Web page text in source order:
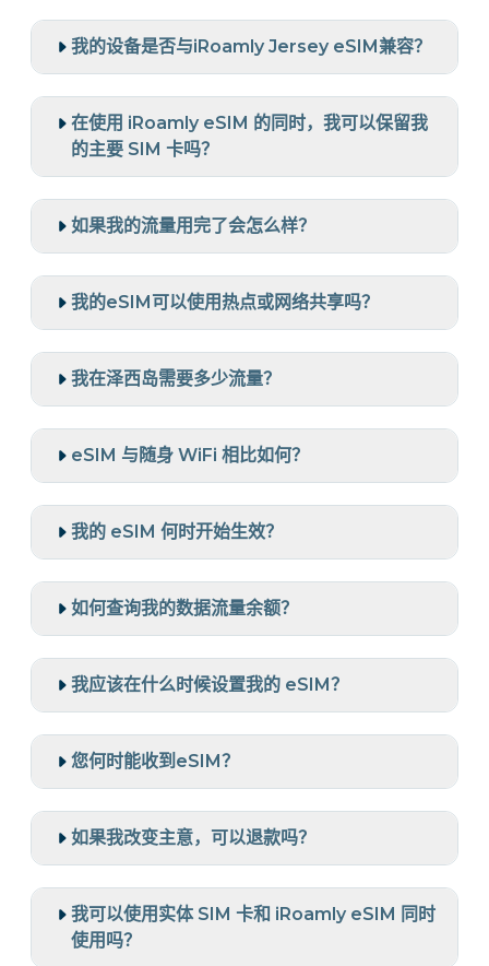
我的设备是否与iRoamly Jersey eSIM兼容？
在使用 iRoamly eSIM 的同时，我可以保留我
的主要 SIM 卡吗？
如果我的流量用完了会怎么样？
我的eSIM可以使用热点或网络共享吗？
我在泽西岛需要多少流量？
eSIM 与随身 WiFi 相比如何？
我的 eSIM 何时开始生效？
如何查询我的数据流量余额？
我应该在什么时候设置我的 eSIM？
您何时能收到eSIM？
如果我改变主意，可以退款吗？
我可以使用实体 SIM 卡和 iRoamly eSIM 同时
使用吗？